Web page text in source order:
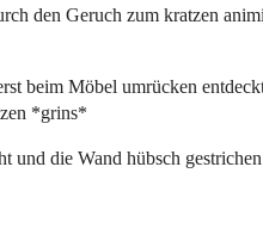
den Geruch zum kratzen
beim Möbel umrücken
*grins*
und die Wand hübsch